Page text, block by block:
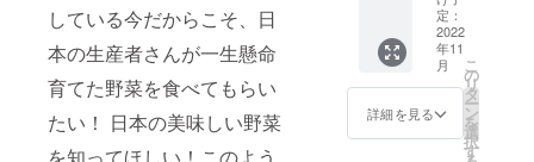
している今だからこそ、日
本の生産者さんが一生懸命
育てた野菜を食べてもらい
たい！ 日本の美味しい野菜
で美味しい
食品を一人
でも多くの
もらえたら
商
品セッ
ト内容
・雪に
んじん
ポター
定：
2022
年11
月
詳細を見る
こ
の
リ
タ
ー
ン
を
選
択
す